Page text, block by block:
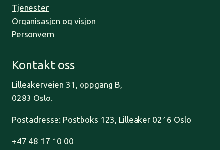
Tjenester
Organisasjon og visjon
Personvern
Kontakt oss
Lilleakerveien 31, oppgang B,
0283 Oslo.
Postadresse: Postboks 123, Lilleaker 0216 Oslo
+47 48 17 10 00